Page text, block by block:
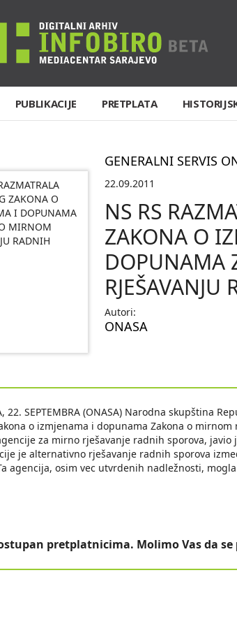
PUBLIKACIJE PRETPLATA
GENERALNI SERVIS
22.09.2011
NS RS
ZAKONA O
DOPUNAMA
Autori:
ONASA
22. SEPTEMBRA (ONASA) Narodna skupština
o izmjenama i dopunama Zakona o
za mirno rješavanje radnih sporova, javio
je alternativno rješavanje radnih sporova
agencija, osim vec utvrdenih nadležnosti,
pretplatnicima. Molimo Vas da se